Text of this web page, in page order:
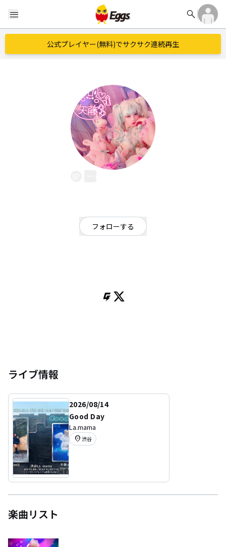
menu search
公式プレイヤー(無料)でサクサク連続再生
フォローする
https://www.tunecore.co.jp/artists/yuyuyato
ライブ情報
2026/08/14
Good Day
La.mama
location_on 渋谷
楽曲リスト